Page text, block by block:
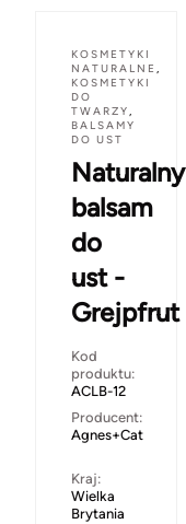
KOSMETYKI
NATURALNE ,
KOSMETYKI
DO
TWARZY,
BALSAMY
DO UST
Naturalny
balsam
do
ust -
Grejpfrut
Kod
produktu:
ACLB-12
Producent:
Agnes+Cat
Kraj:
Wielka
Brytania